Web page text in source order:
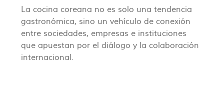
La cocina coreana no es solo una tendencia
gastronómica, sino un vehículo de conexión
entre sociedades, empresas e instituciones
que apuestan por el diálogo y la colaboración
internacional.